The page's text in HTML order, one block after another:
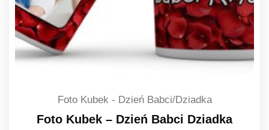
Foto Kubek - Dzień Babci/Dziadka
Foto Kubek – Dzień Babci Dziadka